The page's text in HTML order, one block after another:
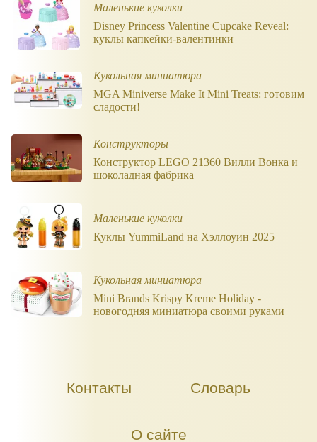
Маленькие куколки
Disney Princess Valentine Cupcake Reveal:
куклы капкейки-валентинки
Кукольная миниатюра
MGA Miniverse Make It Mini Treats: готовим
сладости!
Конструкторы
Конструктор LEGO 21360 Вилли Вонка и
шоколадная фабрика
Маленькие куколки
Куклы YummiLand на Хэллоуин 2025
Кукольная миниатюра
Mini Brands Krispy Kreme Holiday -
новогодняя миниатюра своими руками
Контакты Словарь
О сайте